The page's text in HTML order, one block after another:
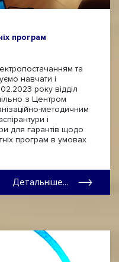
програм
та
навчати і
року відділ
з Центром
методичним
і
для гарантів щодо
програм в умовах
Детальніше...